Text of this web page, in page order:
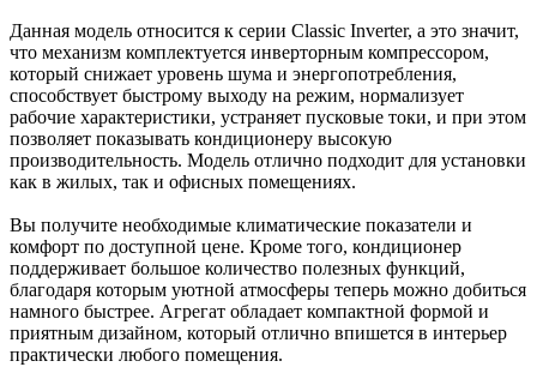
Данная модель относится к серии Classic Inverter, а это значит,
что механизм комплектуется инверторным компрессором,
который снижает уровень шума и энергопотребления,
способствует быстрому выходу на режим, нормализует
рабочие характеристики, устраняет пусковые токи, и при этом
позволяет показывать кондиционеру высокую
производительность. Модель отлично подходит для установки
как в жилых, так и офисных помещениях.
Вы получите необходимые климатические показатели и
комфорт по доступной цене. Кроме того, кондиционер
поддерживает большое количество полезных функций,
благодаря которым уютной атмосферы теперь можно добиться
намного быстрее. Агрегат обладает компактной формой и
приятным дизайном, который отлично впишется в интерьер
практически любого помещения.